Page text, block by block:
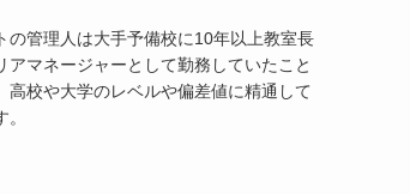
の管理人は大手予備校に10年以上教室長
アマネージャーとして勤務していたこと
高校や大学のレベルや偏差値に精通して